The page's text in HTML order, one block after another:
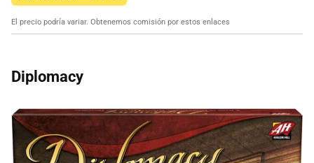
El precio podría variar. Obtenemos comisión por estos enlaces
Diplomacy